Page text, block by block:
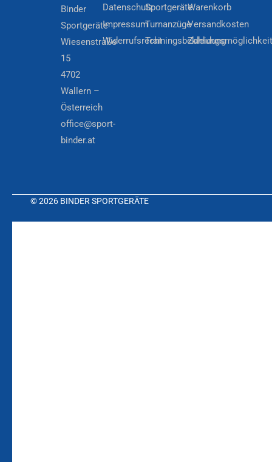
Binder
Sportgeräte
Wiesenstraße
15
4702
Wallern –
Österreich
office@sport-
binder.at
Datenschutz
Impressum
Widerrufsrecht
Sportgeräte
Turnanzüge
Trainingsbekleidung
Warenkorb
Versandkosten
© 2026 BINDER SPORTGERÄTE